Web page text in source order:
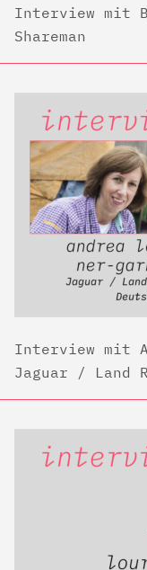
Interview mit
Shareman
Interview mit
Jaguar / Land